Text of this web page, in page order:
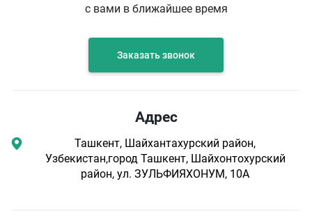
с вами в ближайшее время
Заказать звонок
Адрес
Ташкент, Шайхантахурский район,
Узбекистан,город Ташкент, Шайхонтохурский
район, ул. ЗУЛЬФИЯХОНУМ, 10А